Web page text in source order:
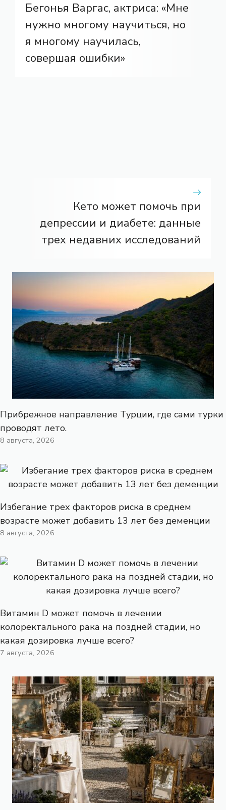
Бегонья Варгас, актриса: «Мне
нужно многому научиться, но
я многому научилась,
совершая ошибки»
Кето может помочь при
депрессии и диабете: данные
трех недавних исследований
Прибрежное направление Турции, где сами турки
проводят лето.
8 августа, 2026
Избегание трех факторов риска в среднем
возрасте может добавить 13 лет без деменции
8 августа, 2026
Витамин D может помочь в лечении
колоректального рака на поздней стадии, но
какая дозировка лучше всего?
7 августа, 2026